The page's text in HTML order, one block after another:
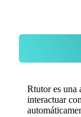
Rtutor es una
interactuar